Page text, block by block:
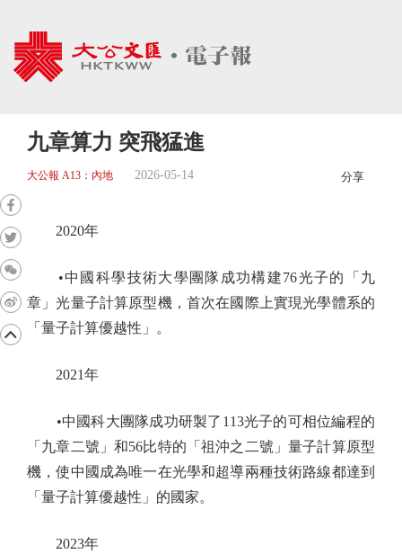
九章算力 突飛猛進
大公報 A13：內地 2026-05-14 分享
2020年
•中國科學技術大學團隊成功構建76光子的「九
章」光量子計算原型機，首次在國際上實現光學體系的
「量子計算優越性」。
2021年
•中國科大團隊成功研製了113光子的可相位編程的
「九章二號」和56比特的「祖沖之二號」量子計算原型
機，使中國成為唯一在光學和超導兩種技術路線都達到
「量子計算優越性」的國家。
2023年